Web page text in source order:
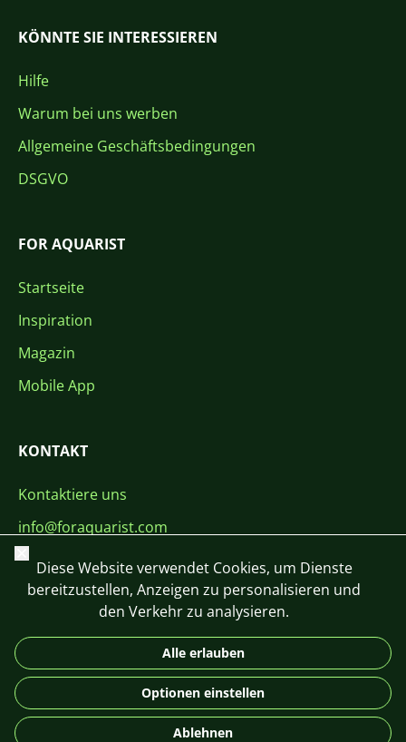
KÖNNTE SIE INTERESSIEREN
Hilfe
Warum bei uns werben
Allgemeine Geschäftsbedingungen
DSGVO
FOR AQUARIST
Startseite
Inspiration
Magazin
Mobile App
KONTAKT
Kontaktiere uns
info@foraquarist.com
+420 603 449 602
DE
© 2026 For Aquarist
Schließen
Diese Website verwendet Cookies, um Dienste
bereitzustellen, Anzeigen zu personalisieren und
den Verkehr zu analysieren.
Alle erlauben
Optionen einstellen
Ablehnen